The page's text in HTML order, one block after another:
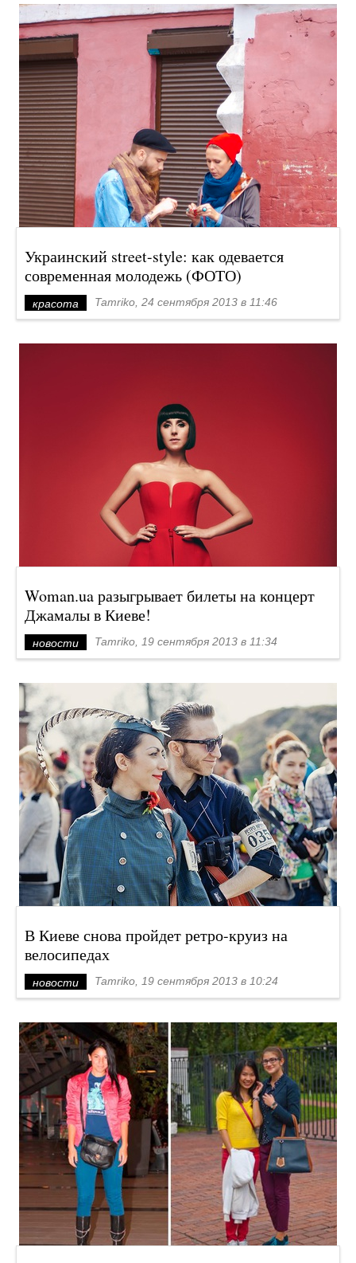
Украинский street-style: как одевается
современная молодежь (ФОТО)
красота Tamriko, 24 сентября 2013 в 11:46
Woman.ua разыгрывает билеты на концерт
Джамалы в Киеве!
новости Tamriko, 19 сентября 2013 в 11:34
В Киеве снова пройдет ретро-круиз на
велосипедах
новости Tamriko, 19 сентября 2013 в 10:24